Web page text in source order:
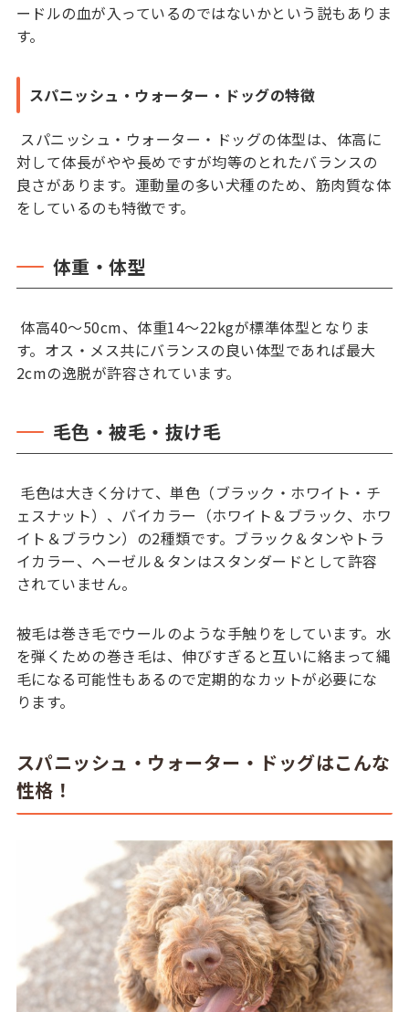
ードルの血が入っているのではないかという説もありま
す。
スパニッシュ・ウォーター・ドッグの特徴
スパニッシュ・ウォーター・ドッグの体型は、体高に
対して体長がやや長めですが均等のとれたバランスの
良さがあります。運動量の多い犬種のため、筋肉質な体
をしているのも特徴です。
体重・体型
体高40〜50cm、体重14〜22kgが標準体型となりま
す。オス・メス共にバランスの良い体型であれば最大
2cmの逸脱が許容されています。
毛色・被毛・抜け毛
毛色は大きく分けて、単色（ブラック・ホワイト・チ
ェスナット）、バイカラー（ホワイト＆ブラック、ホワ
イト＆ブラウン）の2種類です。ブラック＆タンやトラ
イカラー、ヘーゼル＆タンはスタンダードとして許容
されていません。
被毛は巻き毛でウールのような手触りをしています。水
を弾くための巻き毛は、伸びすぎると互いに絡まって縄
毛になる可能性もあるので定期的なカットが必要にな
ります。
スパニッシュ・ウォーター・ドッグはこんな
性格！